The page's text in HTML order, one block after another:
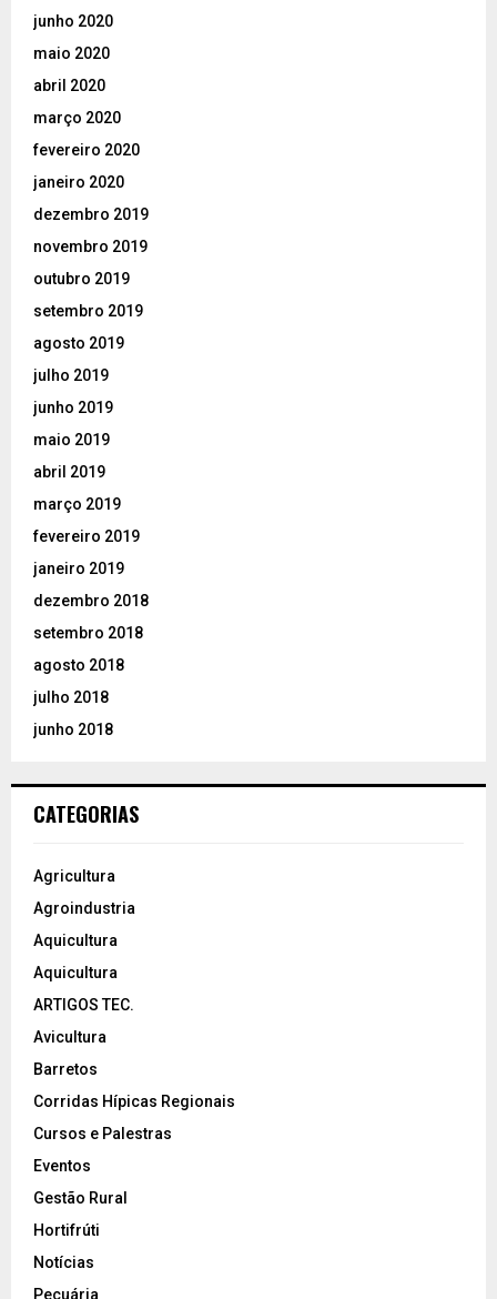
junho 2020
maio 2020
abril 2020
março 2020
fevereiro 2020
janeiro 2020
dezembro 2019
novembro 2019
outubro 2019
setembro 2019
agosto 2019
julho 2019
junho 2019
maio 2019
abril 2019
março 2019
fevereiro 2019
janeiro 2019
dezembro 2018
setembro 2018
agosto 2018
julho 2018
junho 2018
CATEGORIAS
Agricultura
Agroindustria
Aquicultura
Aquicultura
ARTIGOS TEC.
Avicultura
Barretos
Corridas Hípicas Regionais
Cursos e Palestras
Eventos
Gestão Rural
Hortifrúti
Notícias
Pecuária